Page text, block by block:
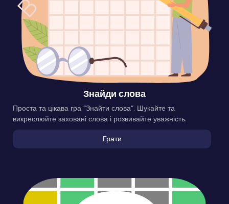
Знайди слова
Проста та цікава гра “Знайти слова”. Шукайте та
викреслюйте заховані слова і розвивайте уважність.
Грати